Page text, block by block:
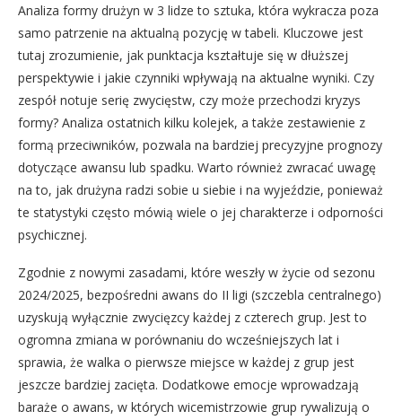
Analiza formy drużyn w 3 lidze to sztuka, która wykracza poza
samo patrzenie na aktualną pozycję w tabeli. Kluczowe jest
tutaj zrozumienie, jak punktacja kształtuje się w dłuższej
perspektywie i jakie czynniki wpływają na aktualne wyniki. Czy
zespół notuje serię zwycięstw, czy może przechodzi kryzys
formy? Analiza ostatnich kilku kolejek, a także zestawienie z
formą przeciwników, pozwala na bardziej precyzyjne prognozy
dotyczące awansu lub spadku. Warto również zwracać uwagę
na to, jak drużyna radzi sobie u siebie i na wyjeździe, ponieważ
te statystyki często mówią wiele o jej charakterze i odporności
psychicznej.
Zgodnie z nowymi zasadami, które weszły w życie od sezonu
2024/2025, bezpośredni awans do II ligi (szczebla centralnego)
uzyskują wyłącznie zwycięzcy każdej z czterech grup. Jest to
ogromna zmiana w porównaniu do wcześniejszych lat i
sprawia, że walka o pierwsze miejsce w każdej z grup jest
jeszcze bardziej zacięta. Dodatkowe emocje wprowadzają
baraże o awans, w których wicemistrzowie grup rywalizują o